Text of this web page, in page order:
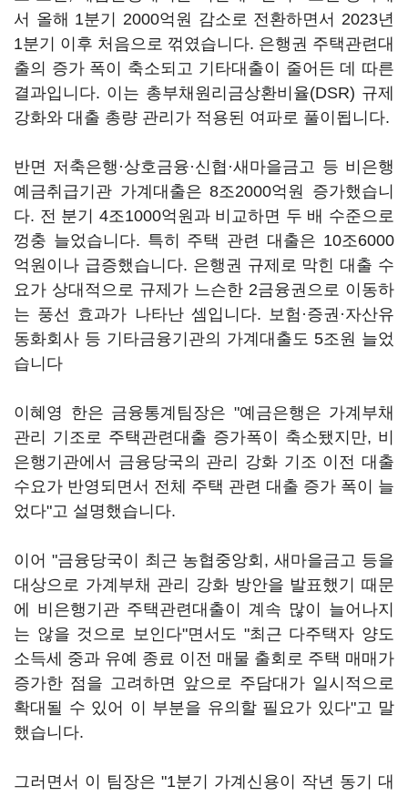
서 올해 1분기 2000억원 감소로 전환하면서 2023년
1분기 이후 처음으로 꺾였습니다. 은행권 주택관련대
출의 증가 폭이 축소되고 기타대출이 줄어든 데 따른
결과입니다. 이는 총부채원리금상환비율(DSR) 규제
강화와 대출 총량 관리가 적용된 여파로 풀이됩니다.
반면 저축은행·상호금융·신협·새마을금고 등 비은행
예금취급기관 가계대출은 8조2000억원 증가했습니
다. 전 분기 4조1000억원과 비교하면 두 배 수준으로
껑충 늘었습니다. 특히 주택 관련 대출은 10조6000
억원이나 급증했습니다. 은행권 규제로 막힌 대출 수
요가 상대적으로 규제가 느슨한 2금융권으로 이동하
는 풍선 효과가 나타난 셈입니다. 보험·증권·자산유
동화회사 등 기타금융기관의 가계대출도 5조원 늘었
습니다
이혜영 한은 금융통계팀장은 "예금은행은 가계부채
관리 기조로 주택관련대출 증가폭이 축소됐지만, 비
은행기관에서 금융당국의 관리 강화 기조 이전 대출
수요가 반영되면서 전체 주택 관련 대출 증가 폭이 늘
었다"고 설명했습니다.
이어 "금융당국이 최근 농협중앙회, 새마을금고 등을
대상으로 가계부채 관리 강화 방안을 발표했기 때문
에 비은행기관 주택관련대출이 계속 많이 늘어나지
는 않을 것으로 보인다"면서도 "최근 다주택자 양도
소득세 중과 유예 종료 이전 매물 출회로 주택 매매가
증가한 점을 고려하면 앞으로 주담대가 일시적으로
확대될 수 있어 이 부분을 유의할 필요가 있다"고 말
했습니다.
그러면서 이 팀장은 "1분기 가계신용이 작년 동기 대